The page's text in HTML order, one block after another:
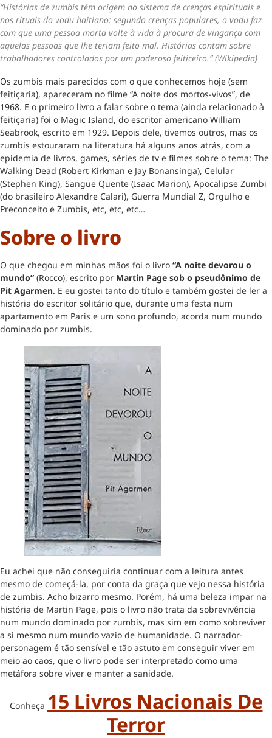
“Histórias de zumbis têm origem no sistema de crenças espirituais e
nos rituais do vodu haitiano: segundo crenças populares, o vodu faz
com que uma pessoa morta volte à vida à procura de vingança com
aquelas pessoas que lhe teriam feito mal. Histórias contam sobre
trabalhadores controlados por um poderoso feiticeiro.” (Wikipedia)
Os zumbis mais parecidos com o que conhecemos hoje (sem
feitiçaria), apareceram no filme “A noite dos mortos-vivos”, de
1968. E o primeiro livro a falar sobre o tema (ainda relacionado à
feitiçaria) foi o Magic Island, do escritor americano William
Seabrook, escrito em 1929. Depois dele, tivemos outros, mas os
zumbis estouraram na literatura há alguns anos atrás, com a
epidemia de livros, games, séries de tv e filmes sobre o tema: The
Walking Dead (Robert Kirkman e Jay Bonansinga), Celular
(Stephen King), Sangue Quente (Isaac Marion), Apocalipse Zumbi
(do brasileiro Alexandre Calari), Guerra Mundial Z, Orgulho e
Preconceito e Zumbis, etc, etc, etc…
Sobre o livro
O que chegou em minhas mãos foi o livro “A noite devorou o
mundo” (Rocco), escrito por Martin Page sob o pseudônimo de
Pit Agarmen. E eu gostei tanto do título e também gostei de ler a
história do escritor solitário que, durante uma festa num
apartamento em Paris e um sono profundo, acorda num mundo
dominado por zumbis.
Eu achei que não conseguiria continuar com a leitura antes
mesmo de começá-la, por conta da graça que vejo nessa história
de zumbis. Acho bizarro mesmo. Porém, há uma beleza impar na
história de Martin Page, pois o livro não trata da sobrevivência
num mundo dominado por zumbis, mas sim em como sobreviver
a si mesmo num mundo vazio de humanidade. O narrador-
personagem é tão sensível e tão astuto em conseguir viver em
meio ao caos, que o livro pode ser interpretado como uma
metáfora sobre viver e manter a sanidade.
Conheça 15 Livros Nacionais De
Terror